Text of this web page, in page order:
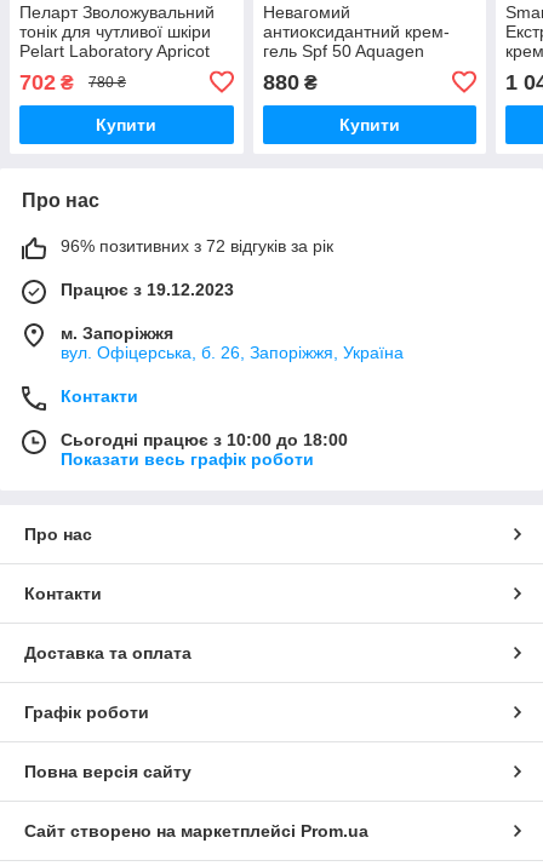
Пеларт Зволожувальний
тонік для чутливої шкіри
Pelart Laboratory Apricot
250 мл
702 ₴ 780 ₴
Купити
Невагомий
антиоксидантний крем-
гель Spf 50 Aquagen
880₴
Купити
1
Про нас
96% позитивних з 72 відгуків за рік
Працює з 19.12.2023
м. Запоріжжя
вул. Офіцерська, б. 26, Запоріжжя, Україна
Контакти
Сьогодні працює з 10:00 до 18:00
Показати весь графік роботи
Про нас
Контакти
Доставка та оплата
Графік роботи
Повна версія сайту
Сайт створено на маркетплейсі Prom.ua